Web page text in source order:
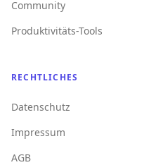
Community
Produktivitäts-Tools
RECHTLICHES
Datenschutz
Impressum
AGB